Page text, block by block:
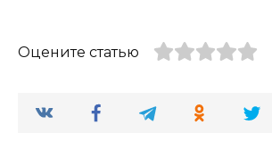
Оцените статью